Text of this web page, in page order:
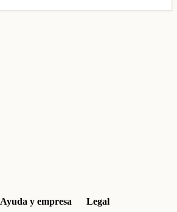
Ayuda y empresa Legal